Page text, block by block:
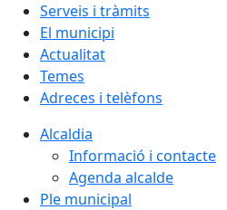
Serveis i tràmits
El municipi
Actualitat
Temes
Adreces i telèfons
Alcaldia
Informació i contacte
Agenda alcalde
Ple municipal